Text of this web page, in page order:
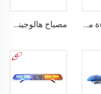
شريط إضاءة من مادة البولي كربونيت على شكل مشواة مع إنذار بقوة 100 واط مصباح هالوجيني للشرطة مع ضوء دوار صغير